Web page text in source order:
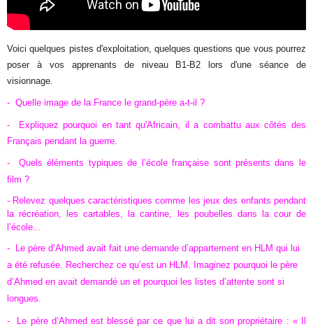
Voici quelques pistes d'exploitation, quelques questions que vous pourrez
poser à vos apprenants de niveau B1-B2 lors d'une séance de
visionnage.
- Quelle image de la France le grand-père a-t-il ?
- Expliquez pourquoi en tant qu'Africain, il a combattu aux côtés des
Français pendant la guerre.
-
Quels éléments typiques de l’école française sont présents dans le
film ?
- Relevez quelques caractéristiques comme les jeux des enfants pendant
la récréation, les cartables, la cantine, les poubelles dans la cour de
l’école...
- Le père d’Ahmed avait fait une demande d’appartement en HLM qui lui
a été refusée. Recherchez ce qu’est un HLM. Imaginez pourquoi le père
d’Ahmed en avait demandé un et pourquoi les listes d’attente sont si
longues.
- Le père d’Ahmed est blessé par ce que lui a dit son propriétaire : « Il